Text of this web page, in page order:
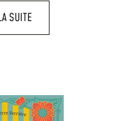
SUITE